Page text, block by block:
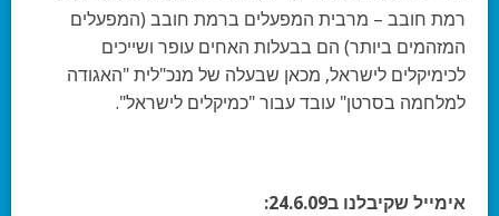
רמת חובב – מרבית המפעלים ברמת חובב (המפעלים
המזהמים ביותר) הם בבעלות האחים עופר ושייכים
לכימיקלים לישראל, מכאן שבעלה של מנכ"לית "האגודה
למלחמה בסרטן" עובד עבור "כמיקלים לישראל".
אימייל שקיבלנו ב24.6.09: